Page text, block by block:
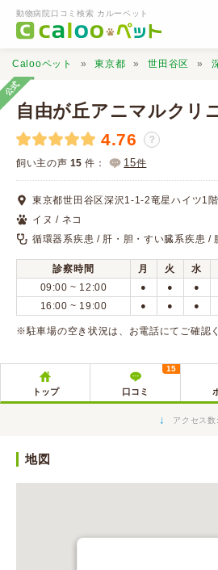
動物病院口コミ検索 カルーペット
動物病院検索
口コミ検索
Calooペットとは？
口コミ投稿
Calooペット 東京都 世田谷区
公式
自由が丘アニマルクリ
4.76 ？
飼い主の声 15 件： 15件
東京都世田谷区深沢1-1-2竜星ハイツ1階
イヌ / ネコ
循環器系疾患 / 肝・胆・すい臓系疾患 /
診察時間 月 火 水
09:00 ~ 12:00
● ● ●
16:00 ~ 19:00 ● ● ●
※駐車場の空き状況は、お電話にてご確認
トップ 口コミ
15
↓ アクセス
地図